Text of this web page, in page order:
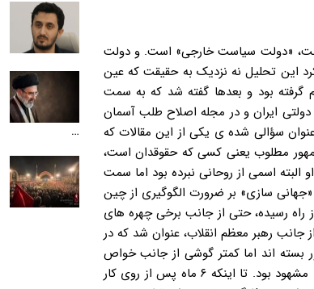
دولت، «دولت سیاست خارجی» است. و دولت
این تحلیل نه نزدیک به حقیقت که عین
گرفته بود و بعدها گفته شد که به سمت
در مدح دولت جدید در روزنامه دولتی ایران و در مجله اصلاح طلب آسمان
سؤالی شده ی یکی از این مقالات که
مطلوب یعنی کسی که حقوقدان است،
اسمی از روحانی نبرده بود اما سمت
سازی» بر ضرورت الگوگیری از چین
راه رسیده، حتی از جانب برخی چهره های
جانب رهبر معظم انقلاب، عنوان شد که در
بسته اند اما کمتر گوشی از جانب خواص
بدهکار بود و عزم دولت برای حل جمیع مشاکل عالم از طریق میز مذاکره و گفت وگو با چیزی به نام «۱+۵» مشهود بود. تا اینکه ۶ ماه پس از روی کار
…